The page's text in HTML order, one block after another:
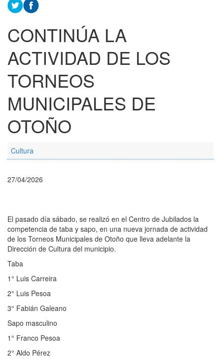
CONTINÚA LA
ACTIVIDAD DE LOS
TORNEOS
MUNICIPALES DE
OTOÑO
Cultura
27/04/2026
El pasado día sábado, se realizó en el Centro de Jubilados la
competencia de taba y sapo, en una nueva jornada de actividad
de los Torneos Municipales de Otoño que lleva adelante la
Dirección de Cultura del municipio.
Taba
1° Luis Carreira
2° Luis Pesoa
3° Fabián Galeano
Sapo masculino
1° Franco Pesoa
2° Aldo Pérez